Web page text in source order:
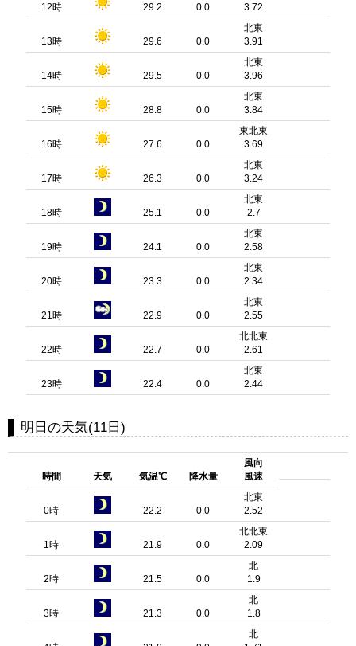
12時 29.2 0.0 3.72
13時 29.6 0.0
北東
3.91
14時 29.5 0.0
北東
3.96
15時 28.8 0.0
北東
3.84
16時 27.6 0.0
東北東
3.69
17時 26.3 0.0
北東
3.24
18時 25.1 0.0
北東
2.7
19時 24.1 0.0
北東
2.58
20時 23.3 0.0
北東
2.34
21時 22.9 0.0
北東
2.55
22時 22.7 0.0
北北東
2.61
23時 22.4 0.0
北東
2.44
明日の天気(11日)
時間 天気 気温℃ 降水量
風向
風速
0時 22.2 0.0
北東
2.52
1時 21.9 0.0
北北東
2.09
2時 21.5 0.0
北
1.9
3時 21.3 0.0
北
1.8
北